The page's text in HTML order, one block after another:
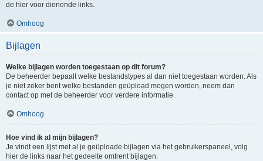
de hier voor dienende links.
Omhoog
Bijlagen
Welke bijlagen worden toegestaan op dit forum?
De beheerder bepaalt welke bestandstypes al dan niet toegestaan worden. Als
je niet zeker bent welke bestanden geüpload mogen worden, neem dan
contact op met de beheerder voor verdere informatie.
Omhoog
Hoe vind ik al mijn bijlagen?
Je vindt een lijst met al je geüploade bijlagen via het gebruikerspaneel, volg
hier de links naar het gedeelte omtrent bijlagen.